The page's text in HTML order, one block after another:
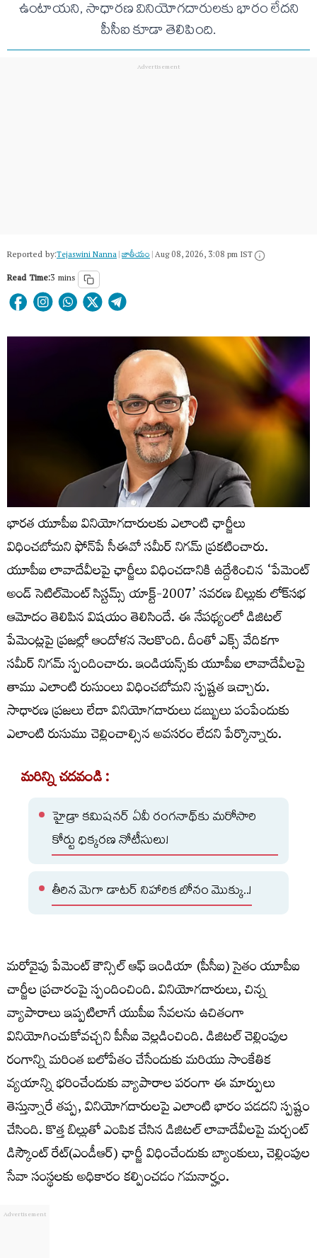
ఉంటాయని, సాధారణ వినియోగదారులకు భారం లేదని
పీసీఐ కూడా తెలిపింది.
Reported by:Tejaswini Nanna|జాతీయం|Aug 08, 2026, 3:08 pm IST
Read Time:3 mins
భారత యూపీఐ వినియోగదారులకు ఎలాంటి ఛార్జీలు
విధించబోమని ఫోన్‌పే సీఈవో సమీర్‌ నిగమ్‌ ప్రకటించారు.
యూపీఐ లావాదేవీలపై ఛార్జీలు విధించడానికి ఉద్దేశించిన ‘పేమెంట్
అండ్ సెటిల్‌మెంట్ సిస్టమ్స్ యాక్ట్-2007’ సవరణ బిల్లుకు లోక్‌సభ
ఆమోదం తెలిపిన విషయం తెలిసిందే. ఈ నేపథ్యంలో డిజిటల్‌
పేమెంట్లపై ప్రజల్లో ఆందోళన నెలకొంది. దీంతో ఎక్స్‌ వేదికగా
సమీర్‌ నిగమ్‌ స్పందించారు. ఇండియన్స్‌కు యూపీఐ లావాదేవీలపై
తాము ఎలాంటి రుసుంలు విధించబోమని స్పష్టత ఇచ్చారు.
సాధారణ ప్రజలు లేదా వినియోగదారులు డబ్బులు పంపేందుకు
ఎలాంటి రుసుము చెల్లించాల్సిన అవసరం లేదని పేర్కొన్నారు.
మరిన్ని చదవండి :
హైడ్రా కమిషనర్ ఏవీ రంగనాథ్‌కు మరోసారి
కోర్టు ధిక్కరణ నోటీసులు!
తీరిన మెగా డాటర్ నిహారిక బోనం మొక్కు..!
మరోవైపు పేమెంట్ కౌన్సిల్ ఆఫ్ ఇండియా (పీసీఐ) సైతం యూపీఐ
చార్జీల ప్రచారంపై స్పందించింది. వినియోగదారులు, చిన్న
వ్యాపారాలు ఇప్పటిలాగే యుపీఐ సేవలను ఉచితంగా
వినియోగించుకోవచ్చని పీసీఐ వెల్లడించింది. డిజిటల్ చెల్లింపుల
రంగాన్ని మరింత బలోపేతం చేసేందుకు మరియు సాంకేతిక
వ్యయాన్ని భరించేందుకు వ్యాపారాల పరంగా ఈ మార్పులు
తెస్తున్నారే తప్ప, వినియోగదారులపై ఎలాంటి భారం పడదని స్పష్టం
చేసింది. కొత్త బిల్లుతో ఎంపిక చేసిన డిజిటల్‌ లావాదేవీలపై మర్చంట్‌
డిస్కౌంట్‌ రేట్‌(ఎండీఆర్‌) ఛార్జీ విధించేందుకు బ్యాంకులు, చెల్లింపుల
సేవా సంస్థలకు అధికారం కల్పించడం గమనార్హం.